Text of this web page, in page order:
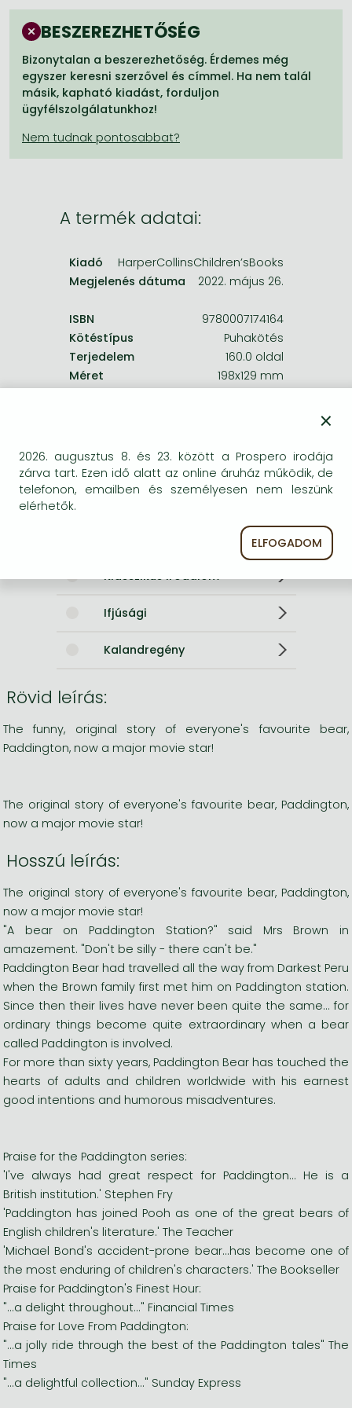
Bleach manga
One-Punch Man manga
BESZEREZHETŐSÉG
Bizonytalan a beszerezhetőség. Érdemes még
egyszer keresni szerzővel és címmel. Ha nem talál
másik, kapható kiadást, forduljon
ügyfélszolgálatunkhoz!
A termék adatai:
Kiadó
HarperCollinsChildren’sBooks
Megjelenés dátuma
2022. május 26.
ISBN
9780007174164
Kötéstípus
Puhakötés
Terjedelem
160.0 oldal
Méret
198x129 mm
0
Kategóriák
Klasszikus irodalom
Ifjúsági
Kalandregény
Rövid leírás:
The funny, original story of everyone's favourite bear,
Paddington, now a major movie star!
The original story of everyone's favourite bear, Paddington,
now a major movie star!
Hosszú leírás:
The original story of everyone's favourite bear, Paddington,
now a major movie star!
"A bear on Paddington Station?" said Mrs Brown in
amazement. "Don't be silly - there can't be."
Paddington Bear had travelled all the way from Darkest Peru
when the Brown family first met him on Paddington station.
Since then their lives have never been quite the same... for
ordinary things become quite extraordinary when a bear
called Paddington is involved.
For more than sixty years, Paddington Bear has touched the
hearts of adults and children worldwide with his earnest
good intentions and humorous misadventures.
Praise for the Paddington series:
'I've always had great respect for Paddington... He is a
British institution.' Stephen Fry
'Paddington has joined Pooh as one of the great bears of
English children's literature.' The Teacher
'Michael Bond's accident-prone bear...has become one of
the most enduring of children's characters.' The Bookseller
Praise for Paddington's Finest Hour:
"...a delight throughout..." Financial Times
Praise for Love From Paddington:
"...a jolly ride through the best of the Paddington tales" The
Times
"...a delightful collection..." Sunday Express
×
2026. augusztus 8. és 23. között a Prospero irodája
zárva tart. Ezen idő alatt az online áruház működik, de
telefonon, emailben és személyesen nem leszünk
elérhetők.
ELFOGADOM